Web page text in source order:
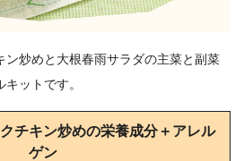
ン炒めと大根春雨サラダの主菜と副菜
ットです。
チキン炒めの栄養成分＋アレル
ゲン